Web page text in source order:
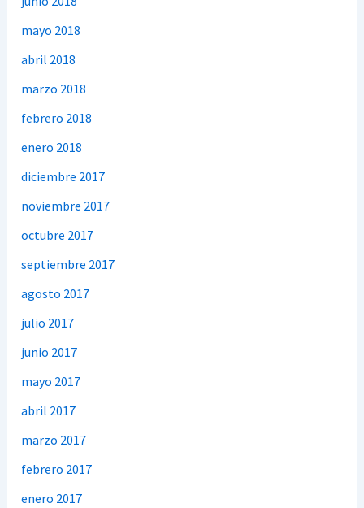
mayo 2018
abril 2018
marzo 2018
febrero 2018
enero 2018
diciembre 2017
noviembre 2017
octubre 2017
septiembre 2017
agosto 2017
julio 2017
junio 2017
mayo 2017
abril 2017
marzo 2017
febrero 2017
enero 2017